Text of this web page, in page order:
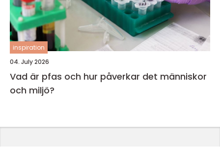
inspiration
04. July 2026
Vad är pfas och hur påverkar det människor
och miljö?